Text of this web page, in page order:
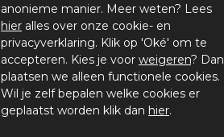
anonieme manier. Meer weten? Lees
hier alles over onze cookie- en
privacyverklaring. Klik op 'Oké' om te
accepteren. Kies je voor weigeren? Dan
plaatsen we alleen functionele cookies.
Wil je zelf bepalen welke cookies er
geplaatst worden klik dan hier.